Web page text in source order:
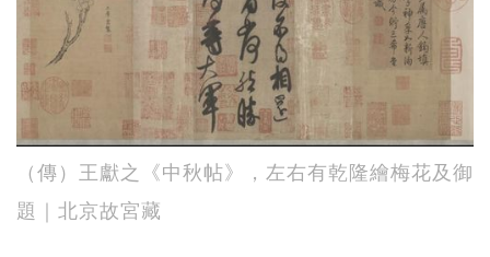
（傳）王獻之《中秋帖》，左右有乾隆繪梅花及御
題｜北京故宮藏